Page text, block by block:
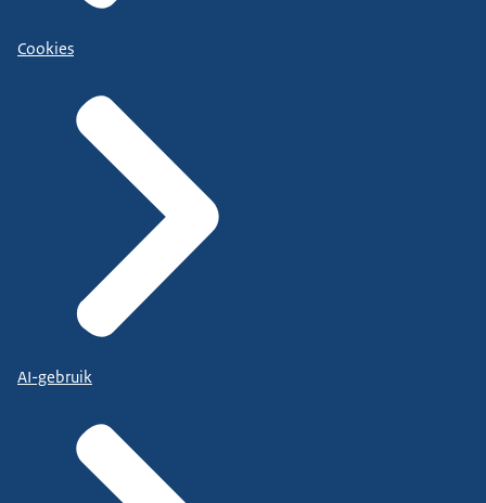
Cookies
AI-gebruik